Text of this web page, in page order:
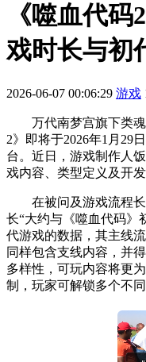
《噬血代
戏时长与初
2026-06-07 00:06:29 游戏
万代南梦宫旗下类
2》即将于2026年1月29
台。近日，游戏制作人
戏内容、类型定义及开
在被问及游戏流程
长“大约与《噬血代码》
代游戏的数据，其主线
同样包含支线内容，并
多样性，可玩内容将更
制，玩家可解锁多个不同